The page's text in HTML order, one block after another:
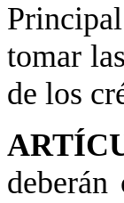
tomar
de los